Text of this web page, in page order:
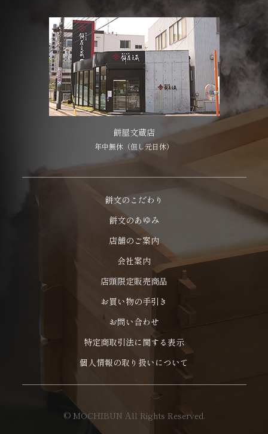
餅屋文蔵店
年中無休（但し元日休）
餅文のこだわり
餅文のあゆみ
店舗のご案内
会社案内
店頭限定販売商品
お買い物の手引き
お問い合わせ
特定商取引法に関する表示
個人情報の取り扱いについて
© MOCHIBUN All Rights Reserved.